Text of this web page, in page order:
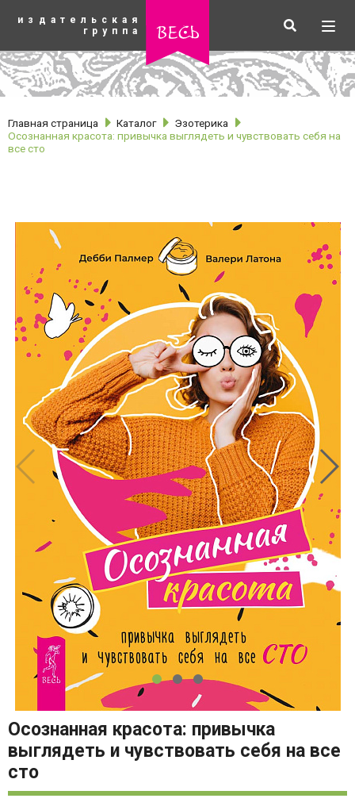
основному
издательская
группа
весь Искать
рубрики
Главная страница Каталог
Эзотерика
Осознанная красота: привычка выглядеть и чувствовать себя на
все сто
Осознанная красота: привычка
выглядеть и чувствовать себя на все
сто